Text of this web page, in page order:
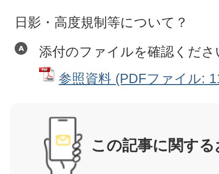
日影・高度規制等について？
添付のファイルを確認くださ
参照資料 (PDFファイル:
この記事に関す